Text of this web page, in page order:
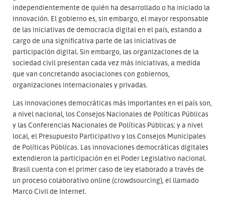
independientemente de quién ha desarrollado o ha iniciado la
innovación. El gobierno es, sin embargo, el mayor responsable
de las iniciativas de democracia digital en el país, estando a
cargo de una significativa parte de las iniciativas de
participación digital. Sin embargo, las organizaciones de la
sociedad civil presentan cada vez más iniciativas, a medida
que van concretando asociaciones con gobiernos,
organizaciones internacionales y privadas.
Las innovaciones democráticas más importantes en el país son,
a nivel nacional, los Consejos Nacionales de Políticas Públicas
y las Conferencias Nacionales de Políticas Públicas; y a nivel
local, el Presupuesto Participativo y los Consejos Municipales
de Políticas Públicas. Las innovaciones democráticas digitales
extendieron la participación en el Poder Legislativo nacional.
Brasil cuenta con el primer caso de ley elaborado a través de
un proceso colaborativo online (crowdsourcing), el llamado
Marco Civil de Internet.